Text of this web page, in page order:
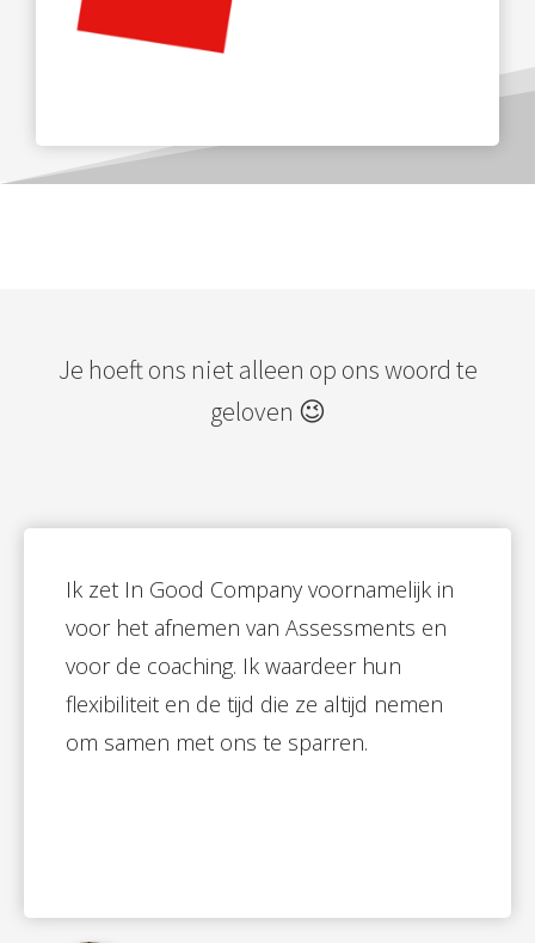
Je hoeft ons niet alleen op ons woord te
geloven 😉
Ik zet In Good Company voornamelijk in
voor het afnemen van Assessments en
voor de coaching. Ik waardeer hun
flexibiliteit en de tijd die ze altijd nemen
om samen met ons te sparren.